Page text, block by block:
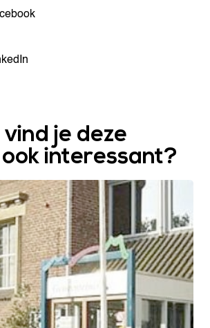
je deze
interessant?